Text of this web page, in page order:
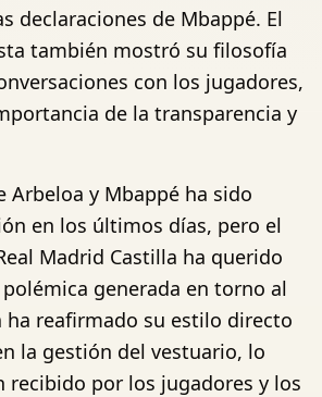
declaraciones de Mbappé. El
también mostró su filosofía
con los jugadores,
de la transparencia y
Arbeloa y Mbappé ha sido
en los últimos días, pero el
Madrid Castilla ha querido
generada en torno al
ha reafirmado su estilo directo
la gestión del vestuario, lo
recibido por los jugadores y los